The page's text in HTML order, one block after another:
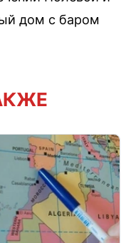
дом с баром